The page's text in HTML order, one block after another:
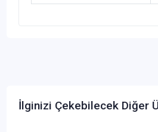
İlginizi Çekebilecek Diğer